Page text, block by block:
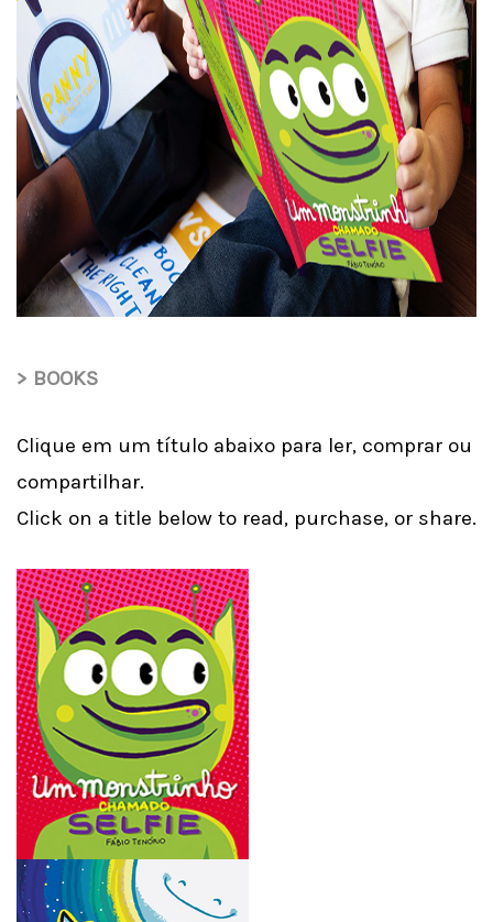
> BOOKS
Clique em um título abaixo para ler, comprar ou
compartilhar.
Click on a title below to read, purchase, or share.